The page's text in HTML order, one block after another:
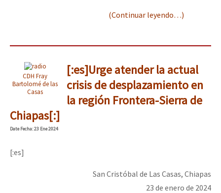
(Continuar leyendo…)
CDH Fray
Bartolomé de las
Casas
[:es]Urge atender la actual
crisis de desplazamiento en
la región Frontera-Sierra de
Chiapas[:]
DateFecha: 23 Ene 2024
[:es]
San Cristóbal de Las Casas, Chiapas
23 de enero de 2024